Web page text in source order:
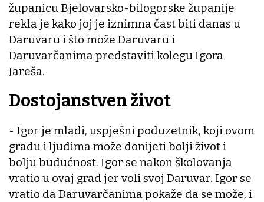
županicu Bjelovarsko-bilogorske županije
rekla je kako joj je iznimna čast biti danas u
Daruvaru i što može Daruvaru i
Daruvarčanima predstaviti kolegu Igora
Jareša.
Dostojanstven život
- Igor je mladi, uspješni poduzetnik, koji ovom
gradu i ljudima može donijeti bolji život i
bolju budućnost. Igor se nakon školovanja
vratio u ovaj grad jer voli svoj Daruvar. Igor se
vratio da Daruvarčanima pokaže da se može, i